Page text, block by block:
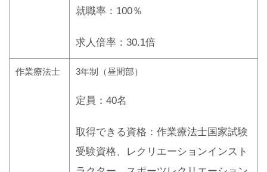
就職率：100％
求人倍率：30.1倍
作業療法士 3年制（昼間部）
定員：40名
取得できる資格：作業療法士国家試験
受験資格、レクリエーションインスト